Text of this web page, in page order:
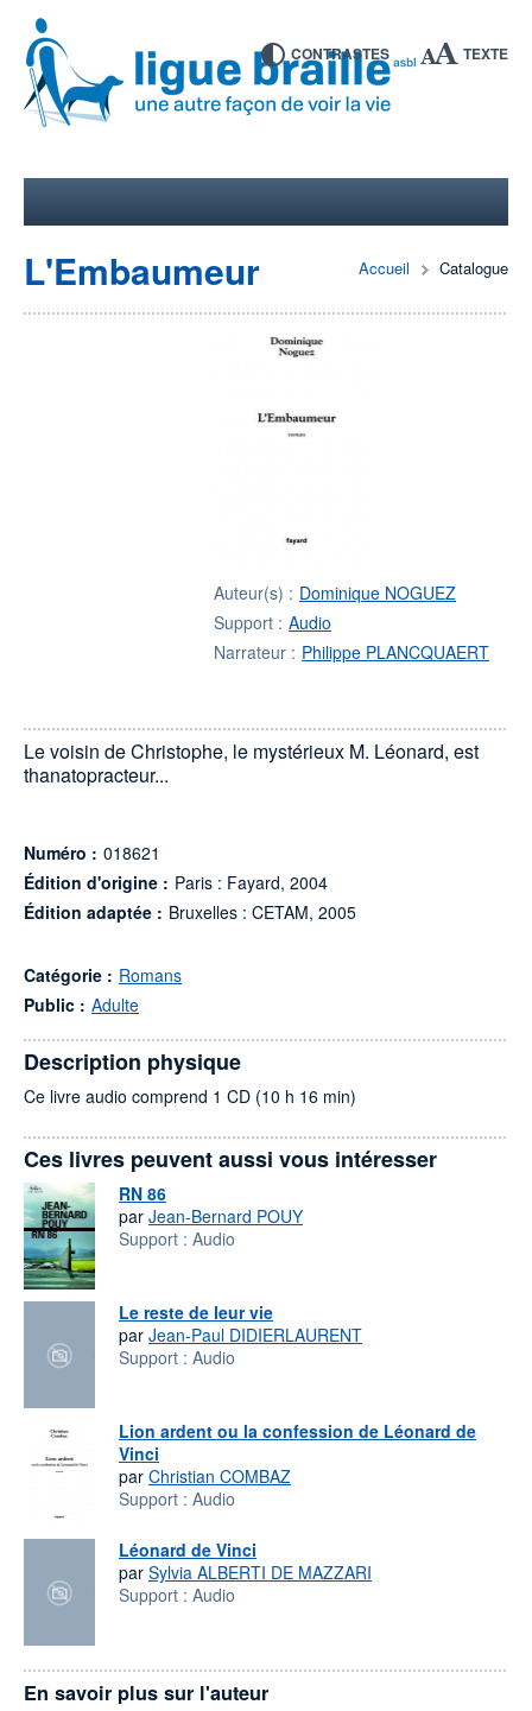
CONTRASTES TEXTE
Accueil Catalogue
L'Embaumeur
Auteur(s) : Dominique NOGUEZ
Support : Audio
Narrateur : Philippe PLANCQUAERT
Le voisin de Christophe, le mystérieux M. Léonard, est
thanatopracteur...
Numéro : 018621
Édition d'origine : Paris : Fayard, 2004
Édition adaptée : Bruxelles : CETAM, 2005
Catégorie : Romans
Public : Adulte
Description physique
Ce livre audio comprend 1 CD (10 h 16 min)
Ces livres peuvent aussi vous intéresser
RN 86
par Jean-Bernard POUY
Support : Audio
Le reste de leur vie
par Jean-Paul DIDIERLAURENT
Support : Audio
Lion ardent ou la confession de Léonard de
Vinci
par Christian COMBAZ
Support : Audio
Léonard de Vinci
par Sylvia ALBERTI DE MAZZARI
Support : Audio
En savoir plus sur l'auteur